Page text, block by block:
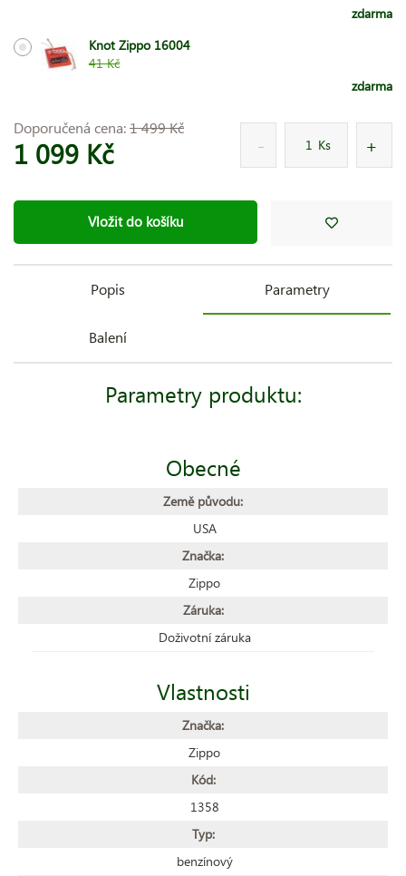
zdarma
Knot Zippo 16004
41 Kč
zdarma
Doporučená cena:1 499 Kč
1 099 Kč Ks
Vložit do košíku
Popis Parametry
Balení
Parametry produktu:
Obecné
Země původu:
USA
Značka:
Zippo
Záruka:
Doživotní záruka
Vlastnosti
Značka:
Zippo
Kód:
1358
Typ:
benzínový